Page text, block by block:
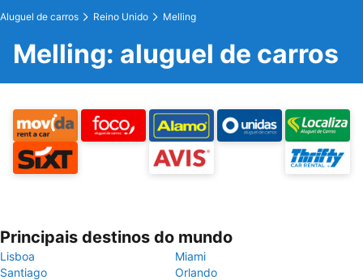
Aluguel de carros Reino Unido Melling
Melling: aluguel de carros
Principais destinos do mundo
Lisboa
Miami
Santiago
Orlando